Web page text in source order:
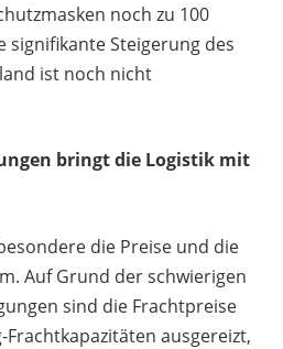
noch zu 100
signifikante Steigerung des
ist noch nicht
bringt die Logistik mit
die Preise und die
Auf Grund der schwierigen
sind die Frachtpreise
ausgereizt,